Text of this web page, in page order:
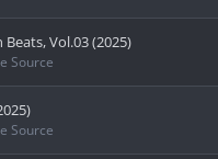
Vol.03 (2025)
Source
Source